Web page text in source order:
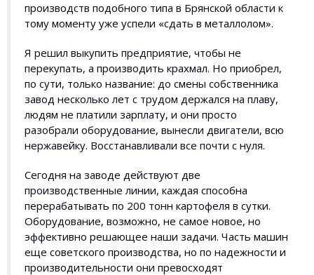
производств подобного типа в Брянской области к
тому моменту уже успели «сдать в металлолом».
Я решил выкупить предприятие, чтобы не
перекупать, а производить крахмал. Но приобрел,
по сути, только название: до смены собственника
завод несколько лет с трудом держался на плаву,
людям не платили зарплату, и они просто
разобрали оборудование, вынесли двигатели, всю
нержавейку. Восстанавливали все почти с нуля.
Сегодня на заводе действуют две
производственные линии, каждая способна
перерабатывать по 200 тонн картофеля в сутки.
Оборудование, возможно, не самое новое, но
эффективно решающее наши задачи. Часть машин
еще советского производства, но по надежности и
производительности они превосходят